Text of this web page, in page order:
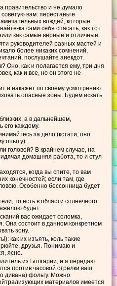
правительство и не думало
вам: перестаньте
вождей, которые
ка сами себя спасать, как тот
как самые верные и отличные.
руководителей разных мастей и
более никаких сомнений,
послушайте анекдот.
Оно, как и полагается ему, три дня
как и все, но он этого не
и накажет по своему усмотрению
опасные зоны. Будем искать
а в дальнейшем,
его каждому.
за дело (кстати, оно
опыту).
головой? В крайнем случае, на
домашняя работа, то и стул
когда вы спите, то вам
конечностей; если там, где
Особенно бессонница будет
то есть в области солнечного
будет.
вас ожидает соломка,
Она состоит в данном конкретном
зону.
как их изъять, коль такие
друзья. Понимаю и
ясно.
из Болгарии, и я передаю
против часовой стрелки ваш
дивана) фольгу. Можно
материалов имеется